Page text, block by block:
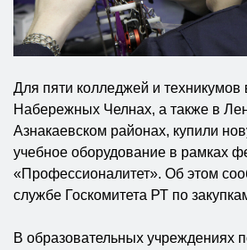
Для пяти колледжей и техникумов
Набережных Челнах, а также в
Азнакаевском районах, купили
учебное оборудование в рамках
«Профессионалитет». Об этом
службе Госкомитета РТ по
В образовательных учреждениях